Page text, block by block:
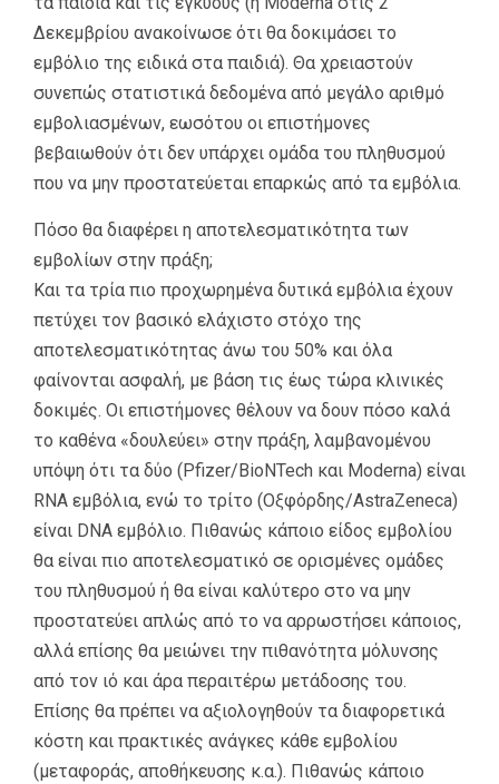
Δεκεμβρίου ανακοίνωσε ότι θα δοκιμάσει το
εμβόλιο της ειδικά στα παιδιά). Θα χρειαστούν
συνεπώς στατιστικά δεδομένα από μεγάλο αριθμό
εμβολιασμένων, εωσότου οι επιστήμονες
βεβαιωθούν ότι δεν υπάρχει ομάδα του πληθυσμού
που να μην προστατεύεται επαρκώς από τα εμβόλια.
Πόσο θα διαφέρει η αποτελεσματικότητα των
εμβολίων στην πράξη;
Και τα τρία πιο προχωρημένα δυτικά εμβόλια έχουν
πετύχει τον βασικό ελάχιστο στόχο της
αποτελεσματικότητας άνω του 50% και όλα
φαίνονται ασφαλή, με βάση τις έως τώρα κλινικές
δοκιμές. Οι επιστήμονες θέλουν να δουν πόσο καλά
το καθένα «δουλεύει» στην πράξη, λαμβανομένου
υπόψη ότι τα δύο (Pfizer/BioNTech και Moderna) είναι
RNA εμβόλια, ενώ το τρίτο (Οξφόρδης/AstraZeneca)
είναι DNA εμβόλιο. Πιθανώς κάποιο είδος εμβολίου
θα είναι πιο αποτελεσματικό σε ορισμένες ομάδες
του πληθυσμού ή θα είναι καλύτερο στο να μην
προστατεύει απλώς από το να αρρωστήσει κάποιος,
αλλά επίσης θα μειώνει την πιθανότητα μόλυνσης
από τον ιό και άρα περαιτέρω μετάδοσης του.
Επίσης θα πρέπει να αξιολογηθούν τα διαφορετικά
κόστη και πρακτικές ανάγκες κάθε εμβολίου
(μεταφοράς, αποθήκευσης κ.α.). Πιθανώς κάποιο